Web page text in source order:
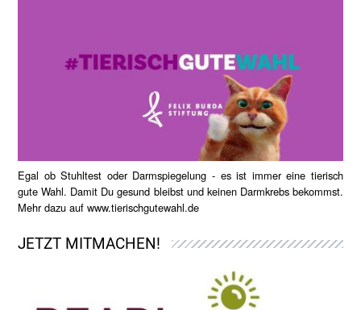
Egal ob Stuhltest oder Darmspiegelung - es ist immer eine tierisch
gute Wahl. Damit Du gesund bleibst und keinen Darmkrebs bekommst.
Mehr dazu aufwww.tierischgutewahl.de
JETZT MITMACHEN!